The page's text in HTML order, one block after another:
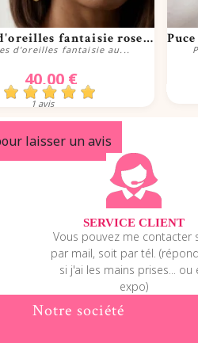
Acheter
Aperçu rapide Boucles d'oreilles fantaisie roses...
d'oreilles fantaisie au...
1 avis
40,00 €
laisser un avis
SERVICE CLIENT
Vous pouvez me contacter
par mail, soit par tél.
si j'ai les mains prises... ou
expo)
Notre société